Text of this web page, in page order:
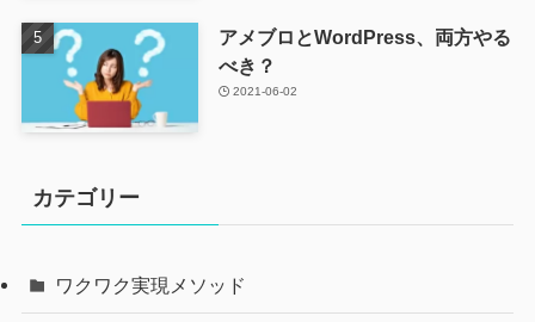
アメブロとWordPress、両方やる
べき？
2021-06-02
カテゴリー
ワクワク実現メソッド